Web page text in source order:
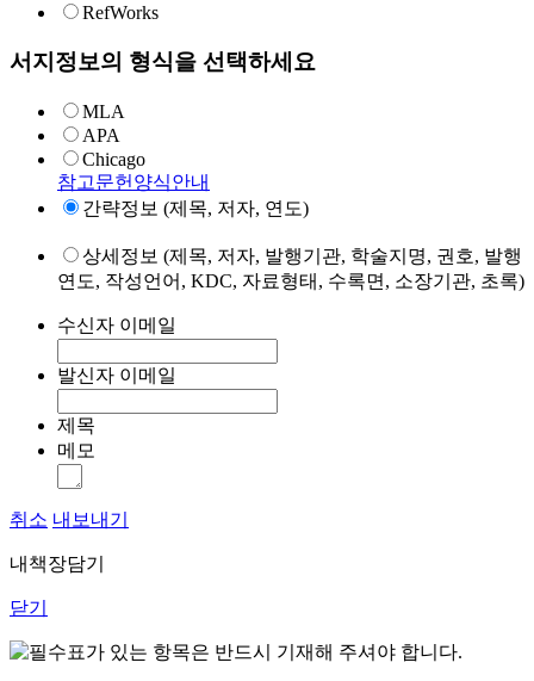
RefWorks
서지정보의 형식을 선택하세요
MLA
APA
Chicago
참고문헌양식안내
간략정보 (제목, 저자, 연도)
상세정보 (제목, 저자, 발행기관, 학술지명, 권호, 발행
연도, 작성언어, KDC, 자료형태, 수록면, 소장기관, 초록)
수신자 이메일
발신자 이메일
제목
메모
취소 내보내기
내책장담기
닫기
표가 있는 항목은 반드시 기재해 주셔야 합니다.